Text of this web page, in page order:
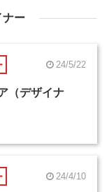
ナー
24/5/22
（デザイナ
24/4/10